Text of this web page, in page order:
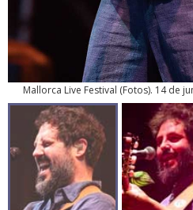
Mallorca Live Festival (Fotos). 14 de